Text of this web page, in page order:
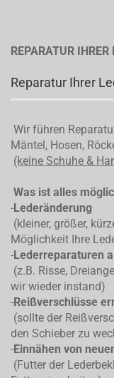
REPARATUR IHRER
Reparatur Ihrer
Wir führen
Mäntel, Hosen,
(keine Schuhe &
Was ist alles
-Lederänderung
(kleiner, größer,
Möglichkeit Ihre
-Lederreparaturen
(z.B. Risse,
wir wieder instand)
-Reißverschlüsse
(sollte der
den Schieber zu
-Einnähen von
(Futter der